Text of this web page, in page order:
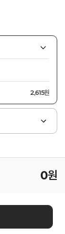
2,615원
0원